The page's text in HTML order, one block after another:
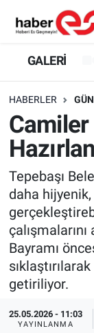
GALERİ
HABERLER
Tepebaşı
daha
Bayramı
getiriliyor.
25.05.2026 - 11:03
YAYINLANMA
GALERİ
YAZARLAR
GÜNDEM
SİYASET
EKONOMİ
Eskişehir
Eskişehir
Süper Lig
Tüm
Son
Haber